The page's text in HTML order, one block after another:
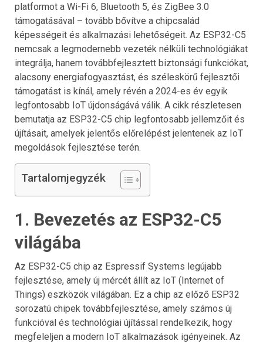
platformot a Wi-Fi 6, Bluetooth 5, és ZigBee 3.0
támogatásával – tovább bővítve a chipcsalád
képességeit és alkalmazási lehetőségeit. Az ESP32-C5
nemcsak a legmodernebb vezeték nélküli technológiákat
integrálja, hanem továbbfejlesztett biztonsági funkciókat,
alacsony energiafogyasztást, és széleskörű fejlesztői
támogatást is kínál, amely révén a 2024-es év egyik
legfontosabb IoT újdonságává válik. A cikk részletesen
bemutatja az ESP32-C5 chip legfontosabb jellemzőit és
újításait, amelyek jelentős előrelépést jelentenek az IoT
megoldások fejlesztése terén.
Tartalomjegyzék
1. Bevezetés az ESP32-C5
világába
Az ESP32-C5 chip az Espressif Systems legújabb
fejlesztése, amely új mércét állít az IoT (Internet of
Things) eszközök világában. Ez a chip az előző ESP32
sorozatú chipek továbbfejlesztése, amely számos új
funkcióval és technológiai újítással rendelkezik, hogy
megfeleljen a modern IoT alkalmazások igényeinek. Az